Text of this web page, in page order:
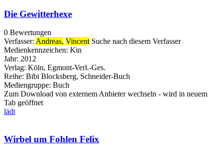
Die Gewitterhexe
0 Bewertungen
Verfasser: Andreas, Vincent Suche nach diesem Verfasser
Medienkennzeichen: Kin
Jahr: 2012
Verlag: Köln, Egmont-Verl.-Ges.
Reihe: Bibi Blocksberg, Schneider-Buch
Mediengruppe: Buch
Zum Download von externem Anbieter wechseln - wird in neuem
Tab geöffnet
lädt
Wirbel um Fohlen Felix